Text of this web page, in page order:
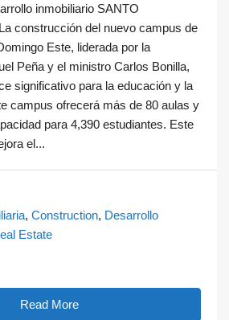
inmobiliario SANTO
construcción del nuevo campus de
Este, liderada por la
Peña y el ministro Carlos Bonilla,
significativo para la educación y la
campus ofrecerá más de 80 aulas y
para 4,390 estudiantes. Este
el...
, Construction, Desarrollo
Estate
Read More